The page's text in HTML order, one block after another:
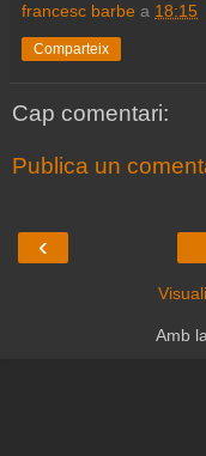
francesc barbe a 18:15
Comparteix
Cap comentari:
Publica un
‹
Amb